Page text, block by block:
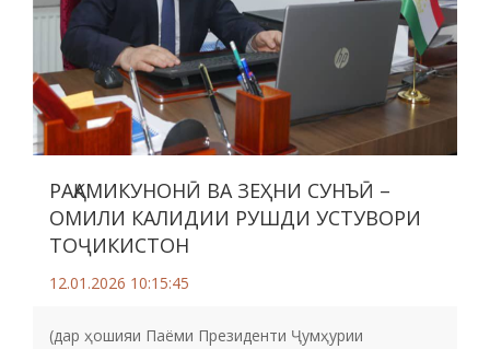
РАҚАМИКУНОНӢ ВА ЗЕҲНИ СУНЪӢ –
ОМИЛИ КАЛИДИИ РУШДИ УСТУВОРИ
ТОҶИКИСТОН
12.01.2026 10:15:45
(дар ҳошияи Паёми Президенти Ҷумҳурии